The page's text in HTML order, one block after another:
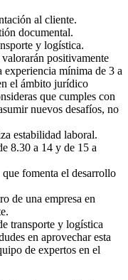
al cliente.
documental.
y logística.
positivamente
experiencia mínima de 3 a
el ámbito jurídico
que cumples con
nuevos desafíos, no
estabilidad laboral.
8.30 a 14 y de 15 a
fomenta el desarrollo
de una empresa en
transporte y logística
en aprovechar esta
de expertos en el